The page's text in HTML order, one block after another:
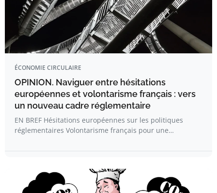
ÉCONOMIE CIRCULAIRE
OPINION. Naviguer entre hésitations
européennes et volontarisme français : vers
un nouveau cadre réglementaire
EN BREF Hésitations européennes sur les politiques
réglementaires Volontarisme français pour une…